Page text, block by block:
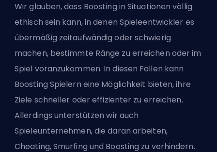
Wir glauben, dass Boosting in Situationen völlig
ethisch sein kann, in denen Spieleentwickler es
übermäßig zeitaufwändig oder schwierig
machen, bestimmte Ränge zu erreichen oder im
Spiel voranzukommen. In diesen Fällen kann
Boosting Spielern eine Möglichkeit bieten, ihre
Ziele schneller oder effizienter zu erreichen.
Allerdings unterstützen wir auch
Spieleunternehmen, die daran arbeiten,
Cheating, Smurfing und Boosting zu verhindern.